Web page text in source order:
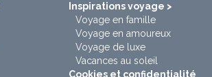
Inspirations voyage >
Voyage en famille
Voyage en amoureux
Voyage de luxe
Vacances au soleil
Cookies et confidentialité